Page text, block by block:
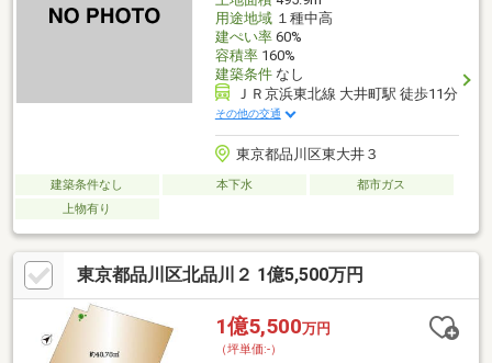
用途地域１種中高
建ぺい率60%
容積率160%
建築条件なし
ＪＲ京浜東北線 大井町駅 徒歩11分
その他の交通
東京都品川区東大井３
建築条件なし 本下水
都市ガス
上物有り
東京都品川区北品川２ 1億5,500万円
1億5,500万円
（坪単価:-）